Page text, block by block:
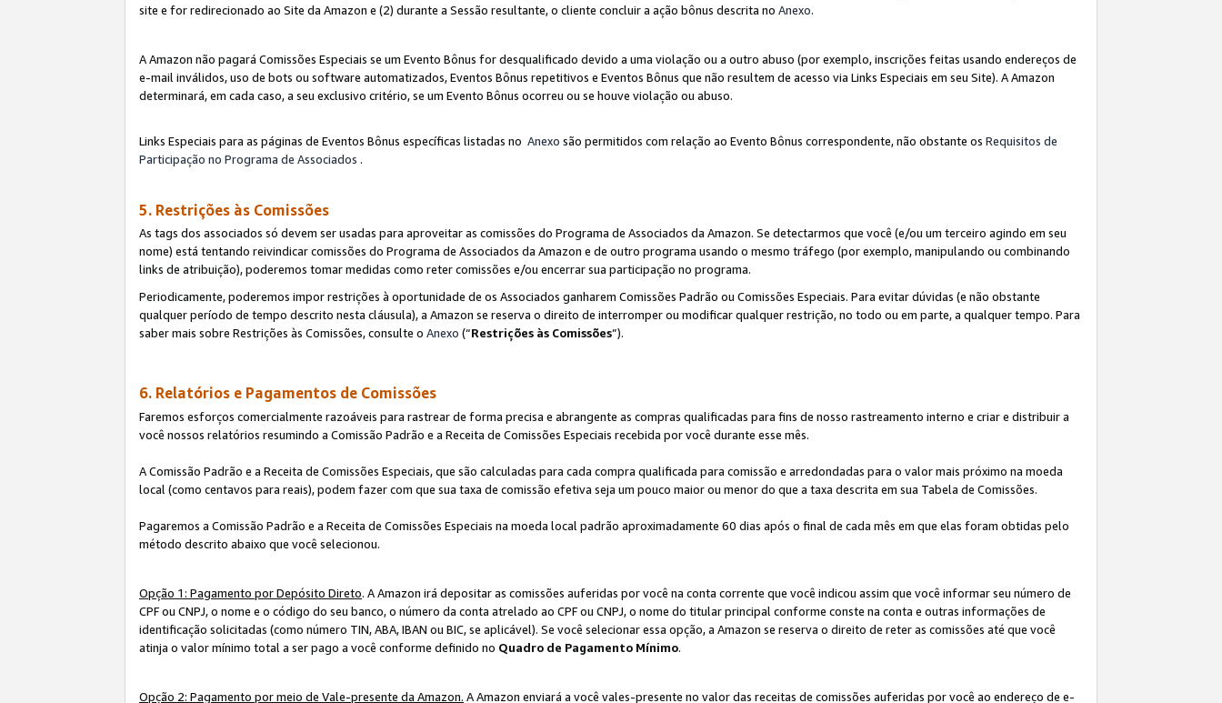
site e for redirecionado ao Site da Amazon e (2) durante a Sessão resultante, o cliente concluir a ação bônus descrita no Anexo.
A Amazon não pagará Comissões Especiais se um Evento Bônus for desqualificado devido a uma violação ou a outro abuso (por exemplo, inscrições feitas usando endereços de
e-mail inválidos, uso de bots ou software automatizados, Eventos Bônus repetitivos e Eventos Bônus que não resultem de acesso via Links Especiais em seu Site). A Amazon
determinará, em cada caso, a seu exclusivo critério, se um Evento Bônus ocorreu ou se houve violação ou abuso.
Links Especiais para as páginas de Eventos Bônus específicas listadas no Anexo são permitidos com relação ao Evento Bônus correspondente, não obstante os Requisitos de
Participação no Programa de Associados .
5. Restrições às Comissões
As tags dos associados só devem ser usadas para aproveitar as comissões do Programa de Associados da Amazon. Se detectarmos que você (e/ou um terceiro agindo em seu
nome) está tentando reivindicar comissões do Programa de Associados da Amazon e de outro programa usando o mesmo tráfego (por exemplo, manipulando ou combinando
links de atribuição), poderemos tomar medidas como reter comissões e/ou encerrar sua participação no programa.
Periodicamente, poderemos impor restrições à oportunidade de os Associados ganharem Comissões Padrão ou Comissões Especiais. Para evitar dúvidas (e não obstante
qualquer período de tempo descrito nesta cláusula), a Amazon se reserva o direito de interromper ou modificar qualquer restrição, no todo ou em parte, a qualquer tempo. Para
saber mais sobre Restrições às Comissões, consulte o Anexo (“Restrições às Comissões”).
6. Relatórios e Pagamentos de Comissões
Faremos esforços comercialmente razoáveis para rastrear de forma precisa e abrangente as compras qualificadas para fins de nosso rastreamento interno e criar e distribuir a
você nossos relatórios resumindo a Comissão Padrão e a Receita de Comissões Especiais recebida por você durante esse mês.
A Comissão Padrão e a Receita de Comissões Especiais, que são calculadas para cada compra qualificada para comissão e arredondadas para o valor mais próximo na moeda
local (como centavos para reais), podem fazer com que sua taxa de comissão efetiva seja um pouco maior ou menor do que a taxa descrita em sua Tabela de Comissões.
Pagaremos a Comissão Padrão e a Receita de Comissões Especiais na moeda local padrão aproximadamente 60 dias após o final de cada mês em que elas foram obtidas pelo
método descrito abaixo que você selecionou.
Opção 1: Pagamento por Depósito Direto. A Amazon irá depositar as comissões auferidas por você na conta corrente que você indicou assim que você informar seu número de
CPF ou CNPJ, o nome e o código do seu banco, o número da conta atrelado ao CPF ou CNPJ, o nome do titular principal conforme conste na conta e outras informações de
identificação solicitadas (como número TIN, ABA, IBAN ou BIC, se aplicável). Se você selecionar essa opção, a Amazon se reserva o direito de reter as comissões até que você
atinja o valor mínimo total a ser pago a você conforme definido no Quadro de Pagamento Mínimo.
Opção 2: Pagamento por meio de Vale-presente da Amazon. A Amazon enviará a você vales-presente no valor das receitas de comissões auferidas por você ao endereço de e-